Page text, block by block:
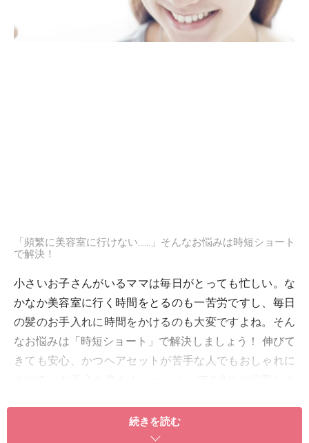
「頻繁に美容室に行けない……」そんなお悩みは時短ショート
で解決！
小さいお子さんがいるママは毎日がとっても忙しい。な
かなか美容室に行く時間をとるのも一苦労ですし、毎日
の髪のお手入れに時間をかけるのも大変ですよね。そん
なお悩みは「時短ショート」で解決しましょう！ 伸びて
きても安心、かつヘアセットが苦手な人でもおしゃれに
続きを読む